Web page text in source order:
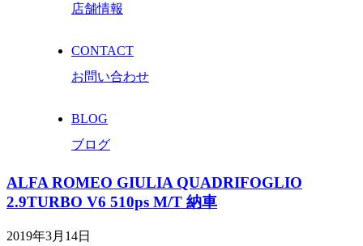
店舗情報
CONTACT
お問い合わせ
BLOG
ブログ
ALFA ROMEO GIULIA QUADRIFOGLIO
2.9TURBO V6 510ps M/T 納車
2019年3月14日